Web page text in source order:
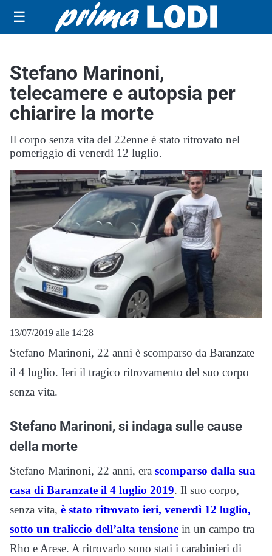
☰
Stefano Marinoni,
telecamere e autopsia per
chiarire la morte
Il corpo senza vita del 22enne è stato ritrovato nel
pomeriggio di venerdì 12 luglio.
13/07/2019 alle 14:28
Stefano Marinoni, 22 anni è scomparso da Baranzate
il 4 luglio. Ieri il tragico ritrovamento del suo corpo
senza vita.
Stefano Marinoni, si indaga sulle cause
della morte
Stefano Marinoni, 22 anni, era scomparso dalla sua
casa di Baranzate il 4 luglio 2019. Il suo corpo,
senza vita, è stato ritrovato ieri, venerdì 12 luglio,
sotto un traliccio dell’alta tensione in un campo tra
Rho e Arese. A ritrovarlo sono stati i carabinieri di